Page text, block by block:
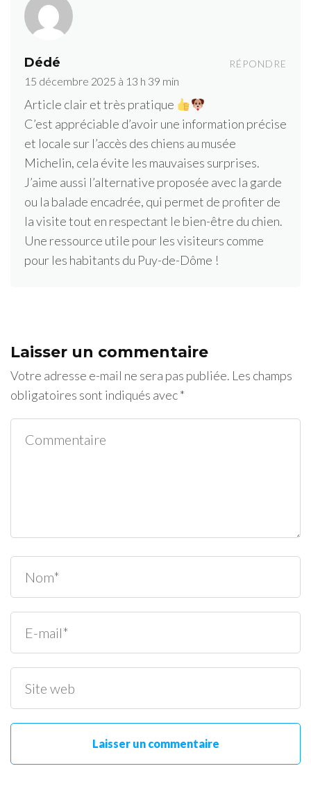
Dédé
15 décembre 2025 à 13 h 39 min
RÉPONDRE
Article clair et très pratique
C’est appréciable d’avoir une information précise
et locale sur l’accès des chiens au musée
Michelin, cela évite les mauvaises surprises.
J’aime aussi l’alternative proposée avec la garde
ou la balade encadrée, qui permet de profiter de
la visite tout en respectant le bien-être du chien.
Une ressource utile pour les visiteurs comme
pour les habitants du Puy-de-Dôme !
Laisser un commentaire
Votre adresse e-mail ne sera pas publiée. Les champs
obligatoires sont indiqués avec*